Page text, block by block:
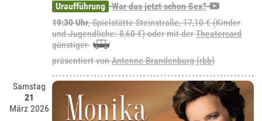
Uraufführung War das jetzt schon Sex?
19:30 Uhr, Spielstätte Steinstraße, 17,10 € (Kinder
und Jugendliche: 8,60 €) oder mit derTheatercard
günstiger
präsentiert vonAntenne Brandenburg (rbb)
Samstag
21
März 2026